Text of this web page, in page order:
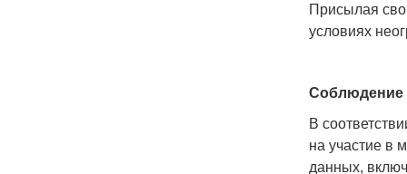
Присылая
условиях
Соблюдение
В
на участие в
данных,